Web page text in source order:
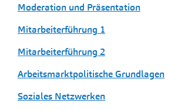
Moderation und Präsentation
Mitarbeiterführung 1
Mitarbeiterführung 2
Arbeitsmarktpolitische Grundlagen
Soziales Netzwerken